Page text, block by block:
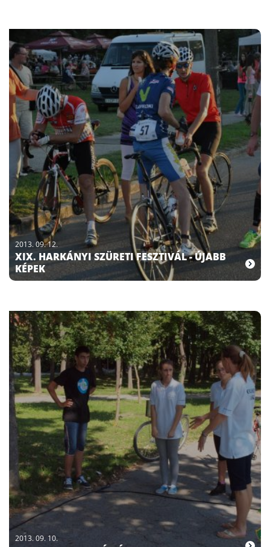
2013. 09. 12.
XIX. HARKÁNYI SZÜRETI FESZTIVÁL - ÚJABB
KÉPEK
2013. 09. 10.